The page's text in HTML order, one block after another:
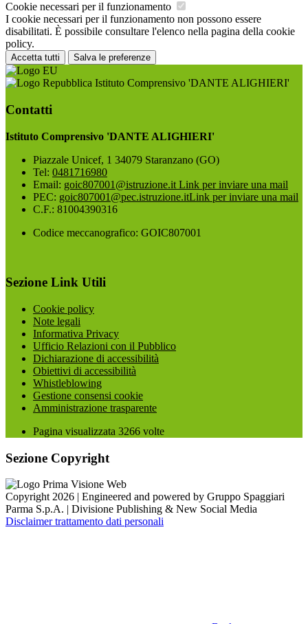
Cookie necessari per il funzionamento
I cookie necessari per il funzionamento non possono essere
disabilitati. È possibile consultare l'elenco nella pagina della cookie
policy.
Accetta tutti Salva le preferenze
Istituto Comprensivo 'DANTE ALIGHIERI'
Contatti
Istituto Comprensivo 'DANTE ALIGHIERI'
Piazzale Unicef, 1 34079 Staranzano (GO)
Tel: 0481716980
Email: goic807001@istruzione.it Link per inviare una mail
PEC: goic807001@pec.istruzione.itLink per inviare una mail
C.F.: 81004390316
Codice meccanografico: GOIC807001
Sezione Link Utili
Cookie policy
Note legali
Informativa Privacy
Ufficio Relazioni con il Pubblico
Dichiarazione di accessibilità
Obiettivi di accessibilità
Whistleblowing
Gestione consensi cookie
Amministrazione trasparente
Pagina visualizzata 3266 volte
Sezione Copyright
Copyright 2026 | Engineered and powered by Gruppo Spaggiari
Parma S.p.A. | Divisione Publishing & New Social Media
Disclaimer trattamento dati personali